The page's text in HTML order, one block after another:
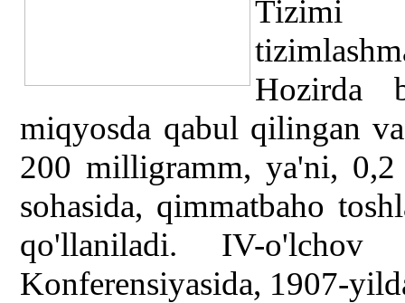
Tizimi
Hozirda
miqyosda qabul qilingan
200 milligramm, ya'ni, 0,2
sohasida, qimmatbaho
qo'llaniladi. IV-
Konferensiyasida, 1907-